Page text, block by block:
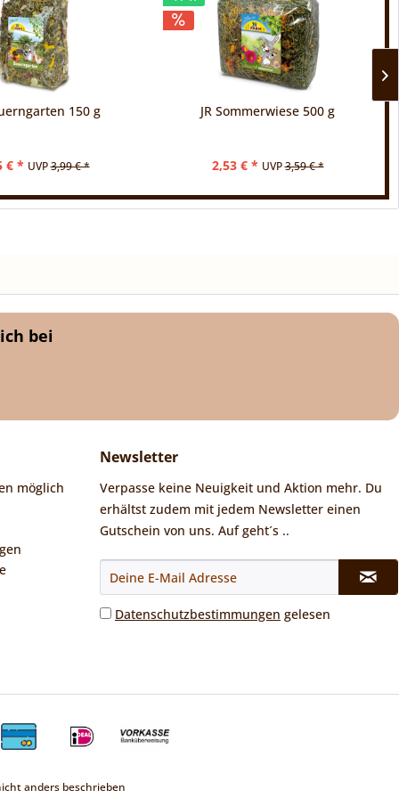
150 g
€ * UVP3,99 € *
JR Sommerwiese 500 g
2,53 € * UVP3,59 € *
bei
möglich
Newsletter
Verpasse keine Neuigkeit und Aktion mehr. Du
erhältst zudem mit jedem Newsletter einen
Gutschein von uns. Auf geht´s ..
Datenschutzbestimmungen gelesen
anders beschrieben